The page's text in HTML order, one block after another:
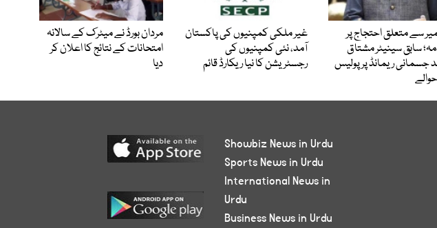
سے متعلق احتجاج پر
سابق سینیٹر مشتاق
جسمانی ریمانڈ پر پولیس
غیر ملکی کمپنیوں کی پاکستان
آمد، نئی کمپنیوں کی
رجسٹریشن کا نیا ریکارڈ قائم
مردان بورڈ نے میٹرک کے سالانہ
امتحانات کے نتائج کا اعلان کر
دیا
Showbiz News in Urdu
Sports News in Urdu
International News in
Urdu
Business News in Urdu